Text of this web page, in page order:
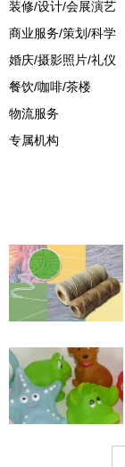
装修/设计/会展演艺
商业服务/策划/科学
婚庆/摄影照片/礼仪
餐饮/咖啡/茶楼
物流服务
专属机构